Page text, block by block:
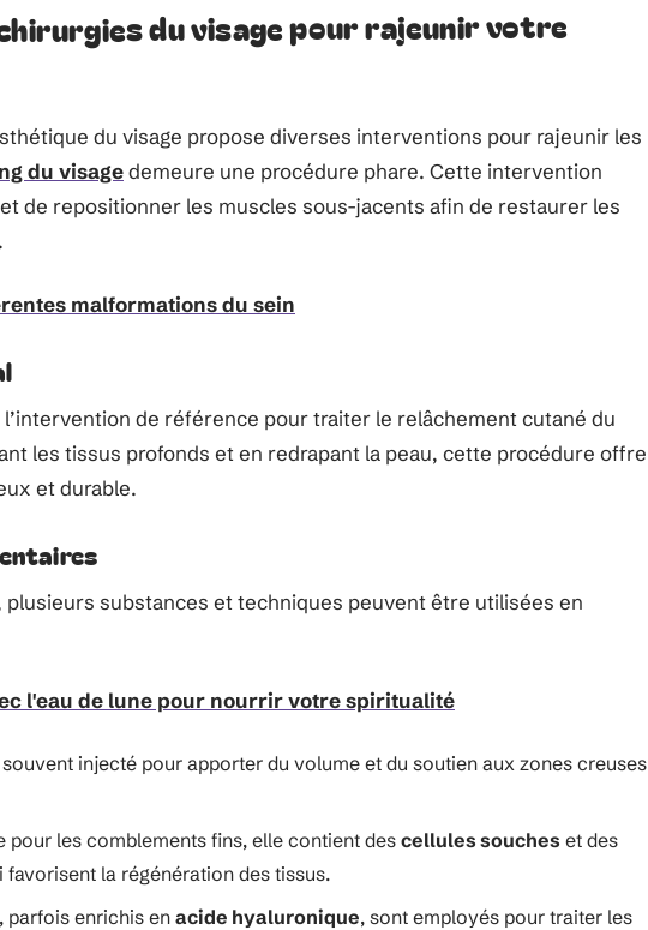
du visage pour rajeunir votre
du visage propose diverses interventions pour rajeunir les
du visagedemeure une procédure phare. Cette intervention
de repositionner les muscles sous-jacents afin de restaurer les
malformations du sein
de référence pour traiter le relâchement cutané du
les tissus profonds et en redrapant la peau, cette procédure offre
et durable.
substances et techniques peuvent être utilisées en
l'eau de lune pour nourrir votre spiritualité
souvent injecté pour apporter du volume et du soutien aux zones creuses
pour les comblements fins, elle contient des cellules souches et des
favorisent la régénération des tissus.
parfois enrichis en acide hyaluronique, sont employés pour traiter les